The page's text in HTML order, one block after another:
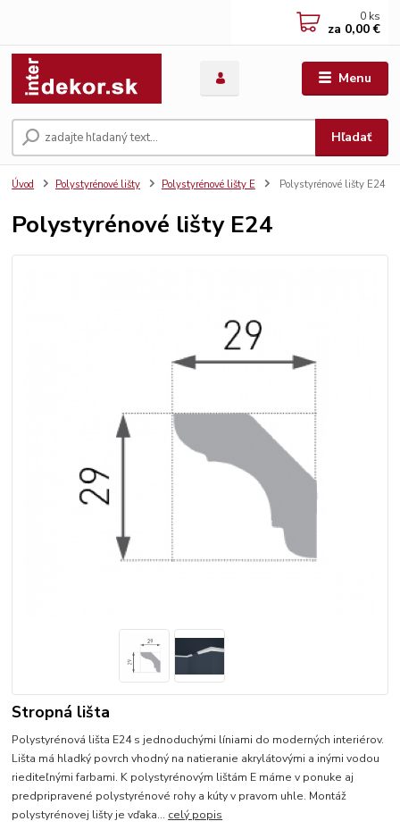
Menu
Hľadať
0 ks
za 0,00 €
Úvod Polystyrénové lišty Polystyrénové lišty E Polystyrénové lišty E24
Polystyrénové lišty E24
Stropná lišta
Polystyrénová lišta E24 s jednoduchými líniami do moderných interiérov.
Lišta má hladký povrch vhodný na natieranie akrylátovými a inými vodou
riediteľnými farbami. K polystyrénovým lištám E máme v ponuke aj
predpripravené polystyrénové rohy a kúty v pravom uhle. Montáž
polystyrénovej lišty je vďaka... celý popis